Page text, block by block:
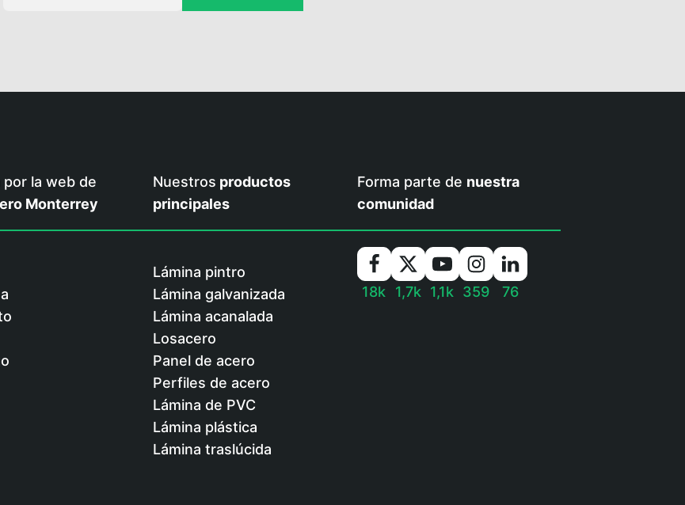
por la web de
Monterrey
Nuestros productos
principales
Lámina pintro
Lámina galvanizada
Lámina acanalada
Losacero
Panel de acero
Perfiles de acero
Lámina de PVC
Lámina plástica
Lámina traslúcida
Forma parte de nuestra
comunidad
18k 1,7k 1,1k 359 76